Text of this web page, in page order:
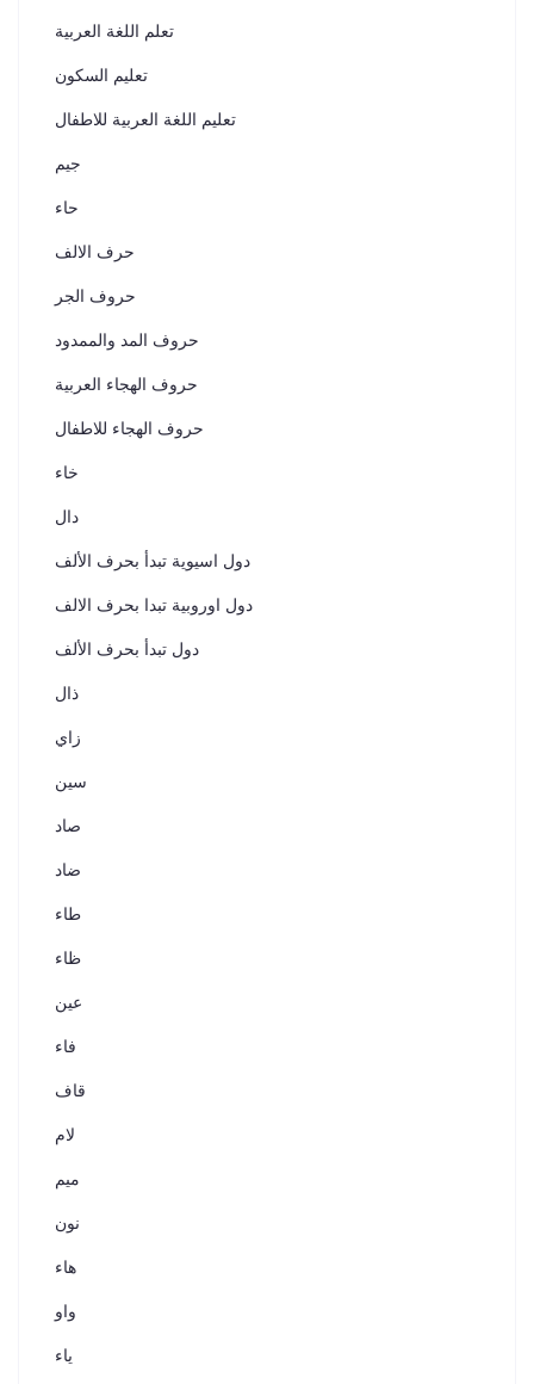
تعلم اللغة العربية
تعليم السكون
تعليم اللغة العربية للاطفال
جيم
حاء
حرف الالف
حروف الجر
حروف المد والممدود
حروف الهجاء العربية
حروف الهجاء للاطفال
خاء
دال
دول اسيوية تبدأ بحرف الألف
دول اوروبية تبدا بحرف الالف
دول تبدأ بحرف الألف
ذال
زاي
سين
صاد
ضاد
طاء
ظاء
عين
فاء
قاف
لام
ميم
نون
هاء
واو
ياء